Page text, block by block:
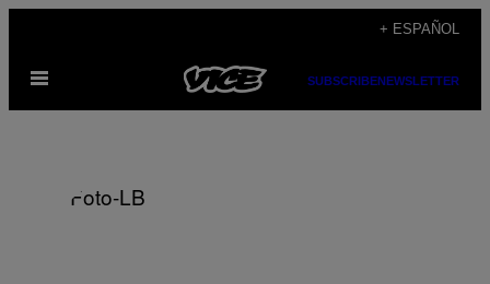
contenido
+ ESPAÑOL
Abrir
SUBSCRIBENEWSLETTER